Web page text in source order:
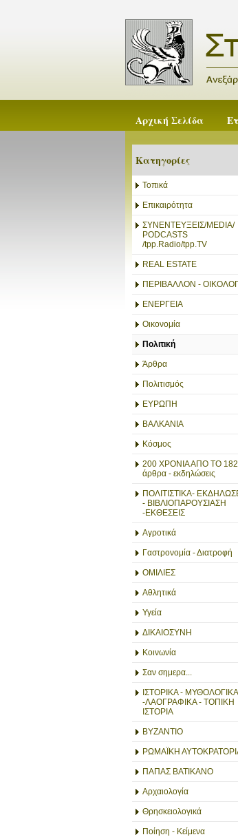
Αρχική Σελίδα
Κατηγορίες
Τοπικά
Επικαιρότητα
ΣΥΝΕΝΤΕΥΞΕΙΣ/MEDIA/
PODCASTS
/tpp.Radio/tpp.TV
REAL ESTATE
ΠΕΡΙΒΑΛΛΟΝ -
ΕΝΕΡΓΕΙΑ
Οικονομία
Πολιτική
Άρθρα
Πολιτισμός
ΕΥΡΩΠΗ
ΒΑΛΚΑΝΙΑ
Κόσμος
200 ΧΡΟΝΙΑ ΑΠΟ ΤΟ
άρθρα - εκδηλώσεις
ΠΟΛΙΤΙΣΤΙΚΑ-
- ΒΙΒΛΙΟΠΑΡΟΥΣΙΑΣΗ
-ΕΚΘΕΣΕΙΣ
Αγροτικά
Γαστρονομία - Διατροφή
ΟΜΙΛΙΕΣ
Αθλητικά
Υγεία
ΔΙΚΑΙΟΣΥΝΗ
Κοινωνία
Σαν σημερα...
ΙΣΤΟΡΙΚΑ - ΜΥΘΟΛΟΓΙΚΑ
-ΛΑΟΓΡΑΦΙΚΑ - ΤΟΠΙΚΗ
ΙΣΤΟΡΙΑ
ΒΥΖΑΝΤΙΟ
ΡΩΜΑΪΚΗ
ΠΑΠΑΣ ΒΑΤΙΚΑΝΟ
Αρχαιολογία
Θρησκειολογικά
Ποίηση - Κείμενα